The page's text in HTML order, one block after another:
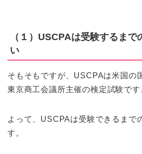
（１）USCPAは受験するまで
い
そもそもですが、USCPAは米国の
東京商工会議所主催の検定試験です
よって、USCPAは受験できるまで
す。